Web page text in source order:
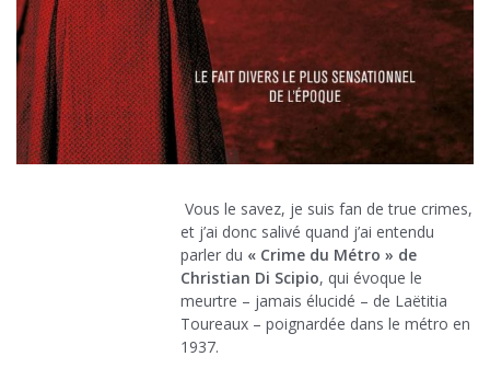
Vous le savez, je suis fan de true crimes,
et j’ai donc salivé quand j’ai entendu
parler du « Crime du Métro » de
Christian Di Scipio, qui évoque le
meurtre – jamais élucidé – de Laëtitia
Toureaux – poignardée dans le métro en
1937.